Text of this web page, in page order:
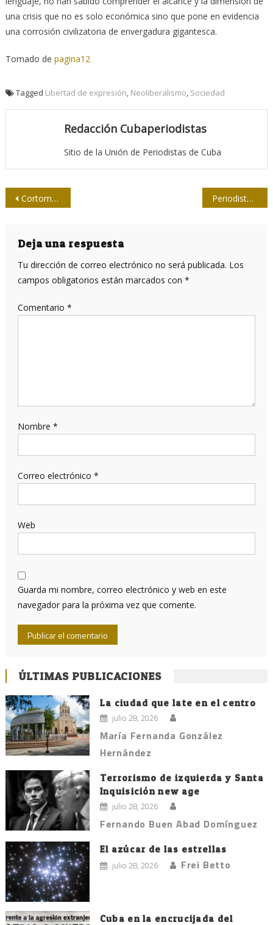
una crisis que no es solo económica sino que pone en evidencia
una corrosión civilizatoria de envergadura gigantesca.
Tomado de pagina12
Tagged Libertad de expresión Neoliberalismo Sociedad
Redacción Cubaperiodistas
Sitio de la Unión de Periodistas de Cuba
Navegación
entradas
Cortometraje sobre Rodolfo Walsh busca un lugar en los premios Óscar Periodistas en zona de peligro de la COVID-19
Deja una respuesta
Tu dirección de correo electrónico no será publicada. Los
campos obligatorios están marcados con *
Comentario *
Nombre *
Correo electrónico *
Web
Guarda mi nombre, correo electrónico y web en este
navegador para la próxima vez que comente.
ÚLTIMAS PUBLICACIONES
La ciudad que late en el centro
julio 28, 2026
María Fernanda González
Hernández
Terrorismo de izquierda y Santa
Inquisición new age
julio 28, 2026
Fernando Buen Abad Domínguez
El azúcar de las estrellas
julio 28, 2026 Frei Betto
Cuba en la encrucijada del